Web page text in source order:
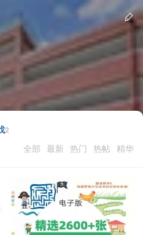
2
全部 最新 热门 热帖 精华